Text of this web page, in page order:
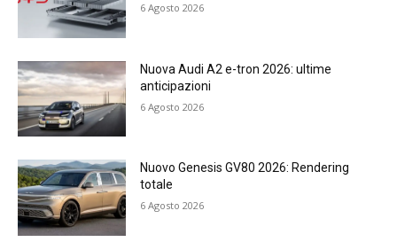
6 Agosto 2026
Nuova Audi A2 e-tron 2026: ultime
anticipazioni
6 Agosto 2026
Nuovo Genesis GV80 2026: Rendering
totale
6 Agosto 2026